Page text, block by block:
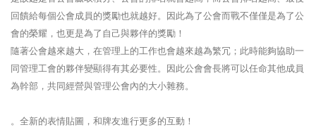
回饋給每個公會成員的獎勵也就越好。因此為了公會而戰不僅僅是為了公
會的榮耀，也更是為了自己與夥伴的獎勵！
隨著公會越來越大，在管理上的工作也會越來越為繁冗；此時能夠協助一
同管理工會的夥伴變顯得有其必要性。因此公會會長將可以任命其他成員
為幹部，共同經營與管理公會內的大小雜務。
。全新的表情貼圖，和牌友進行更多的互動！